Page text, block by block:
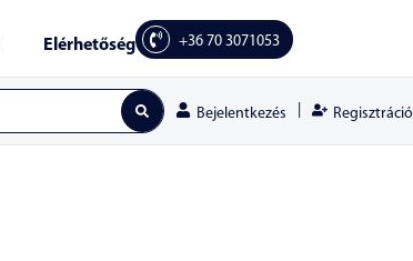
Elérhetőség +36 70 3071053
Bejelentkezés Regisztráció